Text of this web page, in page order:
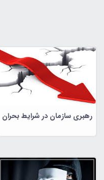
رهبری سازمان در شرایط بحران